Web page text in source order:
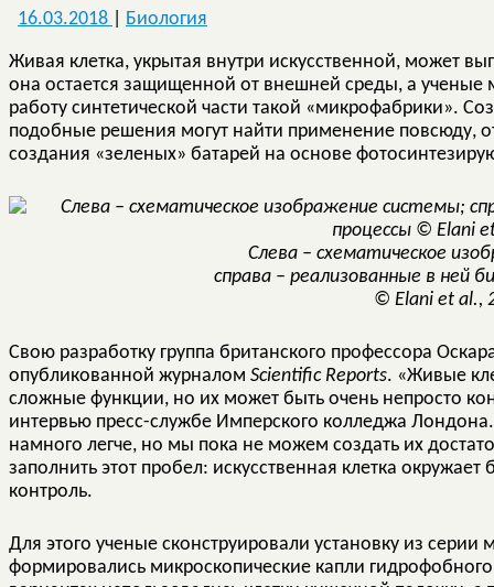
16.03.2018 Биология
Живая клетка, укрытая внутри искусственной, может
она остается защищенной от внешней среды, а ученые
работу синтетической части такой «микрофабрики».
подобные решения могут найти применение повсюду,
создания «зеленых» батарей на основе
Слева – схематическое
справа – реализованные в ней
© Elani et al.,
Свою разработку группа британского профессора
опубликованной журналом Scientific Reports. «Живые
сложные функции, но их может быть очень непросто
интервью пресс-службе Имперского колледжа
намного легче, но мы пока не можем создать их
заполнить этот пробел: искусственная клетка
контроль.
Для этого ученые сконструировали установку из
формировались микроскопические капли